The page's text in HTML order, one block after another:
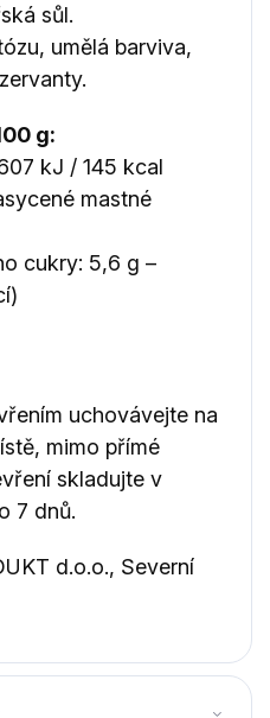
sůl.
umělá barviva,
g:
kJ / 145 kcal
mastné
cukry: 5,6 g –
uchovávejte na
mimo přímé
skladujte v
7 dnů.
d.o.o., Severní